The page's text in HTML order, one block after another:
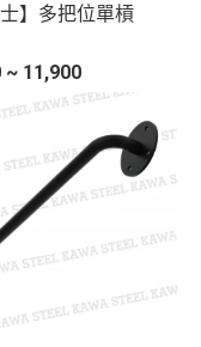
士】多把位單槓
~ 11,900